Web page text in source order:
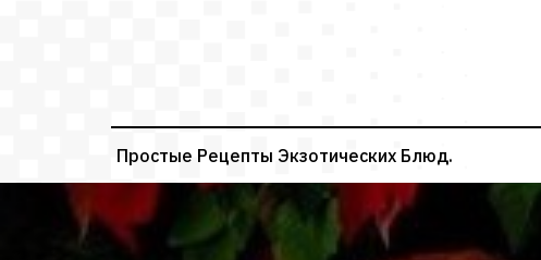
Простые Рецепты Экзотических Блюд.